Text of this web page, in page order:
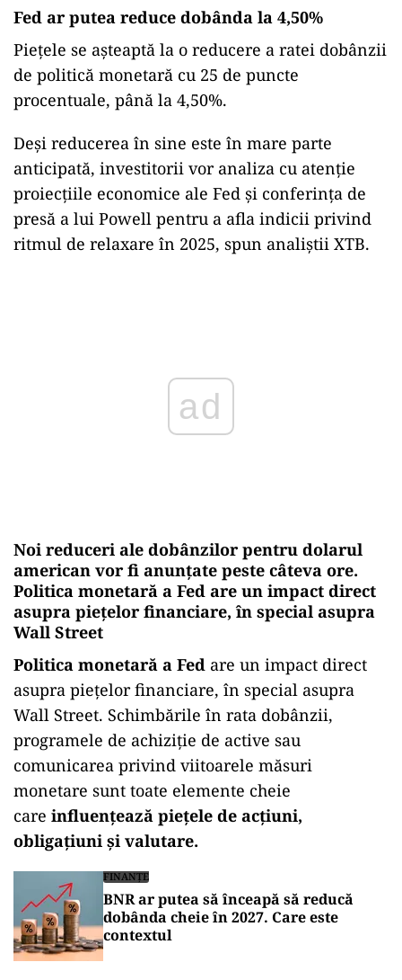
Fed ar putea reduce dobânda la 4,50%
Piețele se așteaptă la o reducere a ratei dobânzii
de politică monetară cu 25 de puncte
procentuale, până la 4,50%.
Deși reducerea în sine este în mare parte
anticipată, investitorii vor analiza cu atenție
proiecțiile economice ale Fed și conferința de
presă a lui Powell pentru a afla indicii privind
ritmul de relaxare în 2025, spun analiştii XTB.
ad
Noi reduceri ale dobânzilor pentru dolarul
american vor fi anunţate peste câteva ore.
Politica monetară a Fed are un impact direct
asupra piețelor financiare, în special asupra
Wall Street
Politica monetară a Fed are un impact direct
asupra piețelor financiare, în special asupra
Wall Street. Schimbările în rata dobânzii,
programele de achiziție de active sau
comunicarea privind viitoarele măsuri
monetare sunt toate elemente cheie
care influențează piețele de acțiuni,
obligațiuni și valutare.
FINANȚE
BNR ar putea să înceapă să reducă
dobânda cheie în 2027. Care este
contextul